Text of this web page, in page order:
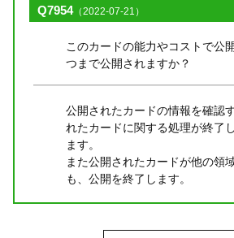
Q7954（2022-07-21）
このカードの能力やコストで公
つまで公開されますか？
公開されたカードの情報を確認
れたカードに関する処理が終了
ます。
また公開されたカードが他の領
も、公開を終了します。